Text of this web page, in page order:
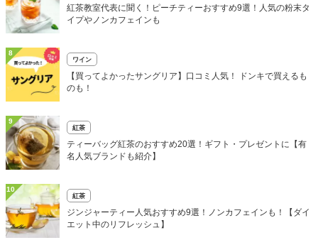
紅茶教室代表に聞く！ピーチティーおすすめ9選！人気の粉末タ
イプやノンカフェインも
8
ワイン
【買ってよかったサングリア】口コミ人気！ ドンキで買えるも
のも！
9
紅茶
ティーバッグ紅茶のおすすめ20選！ギフト・プレゼントに【有
名人気ブランドも紹介】
10
紅茶
ジンジャーティー人気おすすめ9選！ノンカフェインも！【ダイ
エット中のリフレッシュ】